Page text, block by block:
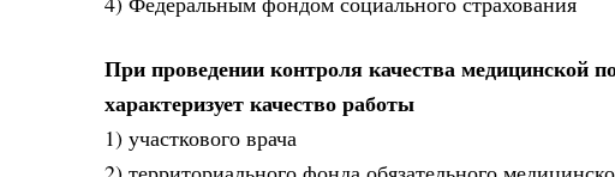
При проведении контроля качества медицинской
характеризует качество работы
1) участкового врача